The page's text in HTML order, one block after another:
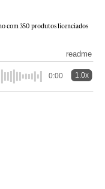
com 350 produtos licenciados
readme
0:00 1.0x